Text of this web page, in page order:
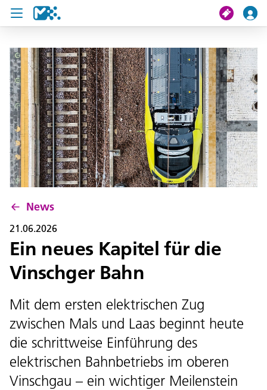
Suche
Meine Fahrt
Tickets
U19 Pass
News
Projekte
Service und Kontakt
News
21.06.2026
Ein neues Kapitel für die
Vinschger Bahn
Mit dem ersten elektrischen Zug
zwischen Mals und Laas beginnt heute
die schrittweise Einführung des
elektrischen Bahnbetriebs im oberen
Vinschgau – ein wichtiger Meilenstein